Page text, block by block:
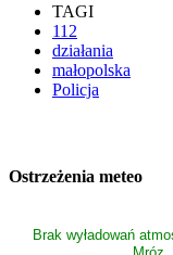
TAGI
112
działania
małopolska
Policja
Ostrzeżenia meteo
Brak wyładowań